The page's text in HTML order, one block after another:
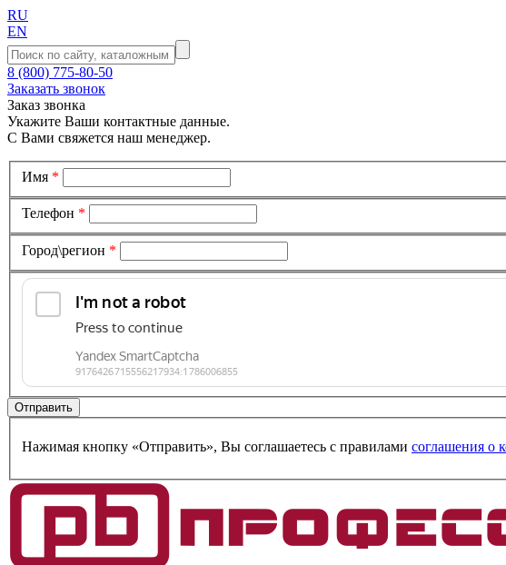
RU
EN
8 (800) 775-80-50
Заказать звонок
Заказ звонка
Укажите Ваши контактные данные.
С Вами свяжется наш менеджер.
Имя *
Телефон *
Город\регион *
Нажимая кнопку «Отправить», Вы соглашаетесь c правилами соглашения о